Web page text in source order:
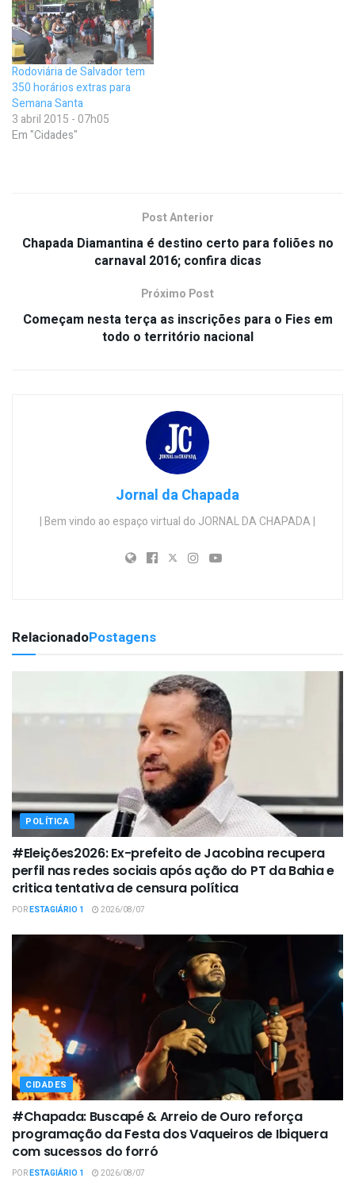
Rodoviária de Salvador tem
350 horários extras para
Semana Santa
3 abril 2015 - 07h05
Em "Cidades"
Post Anterior
Chapada Diamantina é destino certo para foliões no
carnaval 2016; confira dicas
Próximo Post
Começam nesta terça as inscrições para o Fies em
todo o território nacional
Jornal da Chapada
| Bem vindo ao espaço virtual do JORNAL DA CHAPADA |
RelacionadoPostagens
POLÍTICA
#Eleições2026: Ex-prefeito de Jacobina recupera
perfil nas redes sociais após ação do PT da Bahia e
critica tentativa de censura política
PORESTAGIÁRIO 1 2026/08/07
CIDADES
#Chapada: Buscapé & Arreio de Ouro reforça
programação da Festa dos Vaqueiros de Ibiquera
com sucessos do forró
PORESTAGIÁRIO 1 2026/08/07